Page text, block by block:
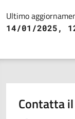
Ultimo
14/01/2025,
Contatta